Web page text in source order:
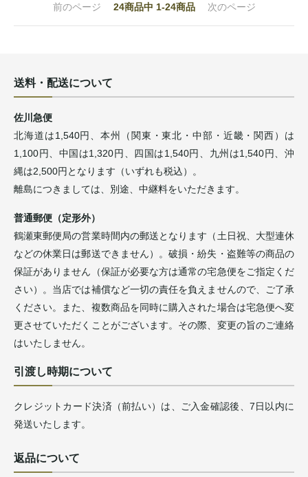
前のページ 24商品中 1-24商品 次のページ
送料・配送について
佐川急便
北海道は1,540円、本州（関東・東北・中部・近畿・関西）は
1,100円、中国は1,320円、四国は1,540円、九州は1,540円、沖
縄は2,500円となります（いずれも税込）。
離島につきましては、別途、中継料をいただきます。
普通郵便（定形外）
鶴瀬東郵便局の営業時間内の郵送となります（土日祝、大型連休
などの休業日は郵送できません）。破損・紛失・盗難等の商品の
保証がありません（保証が必要な方は通常の宅急便をご指定くだ
さい）。当店では補償など一切の責任を負えませんので、ご了承
ください。また、複数商品を同時に購入された場合は宅急便へ変
更させていただくことがございます。その際、変更の旨のご連絡
はいたしません。
引渡し時期について
クレジットカード決済（前払い）は、ご入金確認後、7日以内に
発送いたします。
返品について